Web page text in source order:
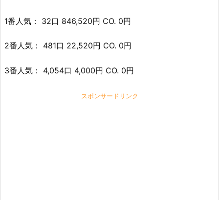
1番人気： 32口 846,520円 CO. 0円
2番人気： 481口 22,520円 CO. 0円
3番人気： 4,054口 4,000円 CO. 0円
スポンサードリンク